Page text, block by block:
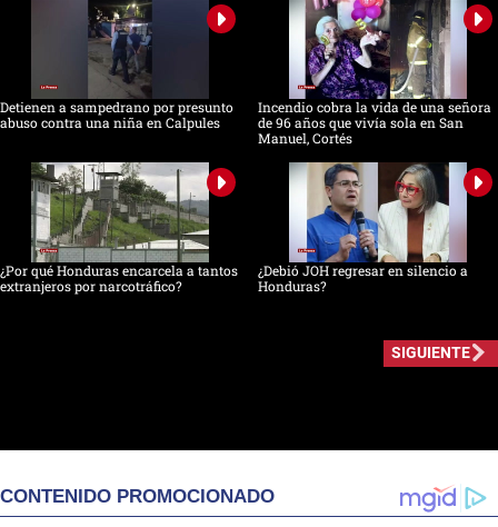
Detienen a sampedrano por presunto
abuso contra una niña en Calpules
Incendio cobra la vida de una señora
de 96 años que vivía sola en San
Manuel, Cortés
¿Por qué Honduras encarcela a tantos
extranjeros por narcotráfico?
¿Debió JOH regresar en silencio a
Honduras?
SIGUIENTE
CONTENIDO PROMOCIONADO